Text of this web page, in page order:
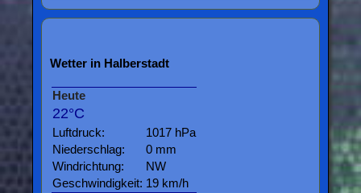
Wetter in Halberstadt
Heute
22°C
Luftdruck:
1017 hPa
Niederschlag:
0 mm
Windrichtung:
NW
Geschwindigkeit: 19 km/h